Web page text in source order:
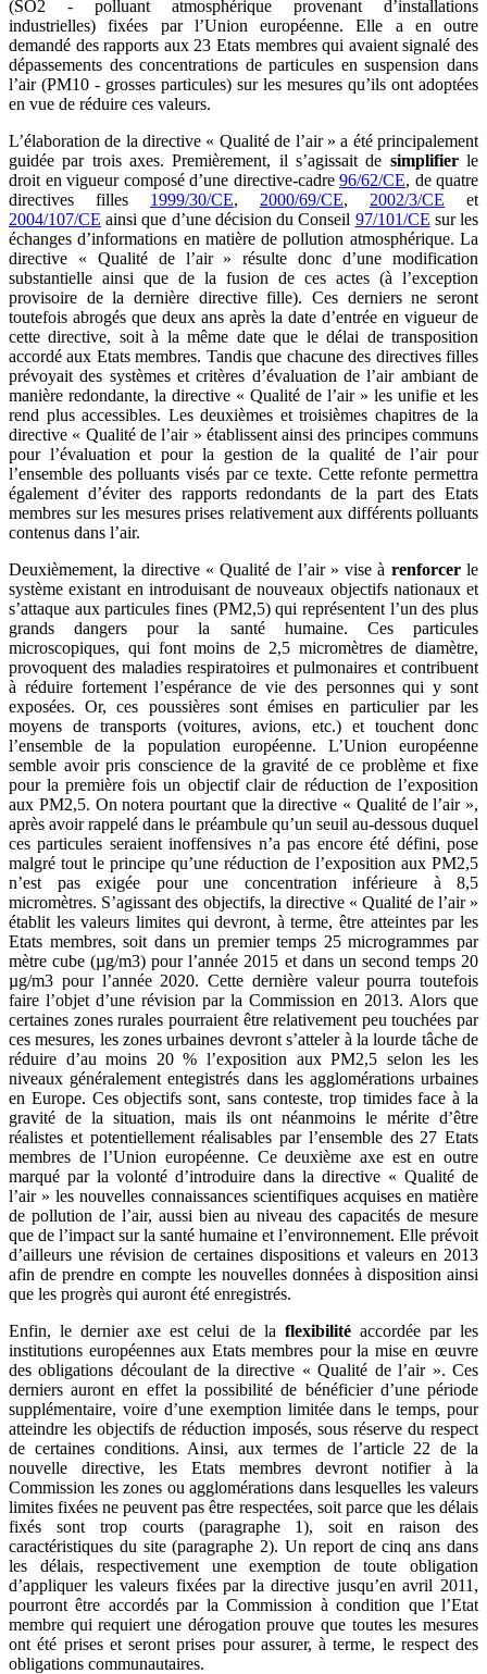
(SO2 - polluant atmosphérique provenant d’installations
industrielles) fixées par l’Union européenne. Elle a en outre
demandé des rapports aux 23 Etats membres qui avaient signalé des
dépassements des concentrations de particules en suspension dans
l’air (PM10 - grosses particules) sur les mesures qu’ils ont adoptées
en vue de réduire ces valeurs.
L’élaboration de la directive « Qualité de l’air » a été principalement
guidée par trois axes. Premièrement, il s’agissait de simplifierle
droit en vigueur composé d’une directive-cadre 96/62/CE, de quatre
directives filles 1999/30/CE, 2000/69/CE, 2002/3/CE et
2004/107/CE ainsi que d’une décision du Conseil 97/101/CE sur les
échanges d’informations en matière de pollution atmosphérique. La
directive « Qualité de l’air » résulte donc d’une modification
substantielle ainsi que de la fusion de ces actes (à l’exception
provisoire de la dernière directive fille). Ces derniers ne seront
toutefois abrogés que deux ans après la date d’entrée en vigueur de
cette directive, soit à la même date que le délai de transposition
accordé aux Etats membres. Tandis que chacune des directives filles
prévoyait des systèmes et critères d’évaluation de l’air ambiant de
manière redondante, la directive « Qualité de l’air » les unifie et les
rend plus accessibles. Les deuxièmes et troisièmes chapitres de la
directive « Qualité de l’air » établissent ainsi des principes communs
pour l’évaluation et pour la gestion de la qualité de l’air pour
l’ensemble des polluants visés par ce texte. Cette refonte permettra
également d’éviter des rapports redondants de la part des Etats
membres sur les mesures prises relativement aux différents polluants
contenus dans l’air.
Deuxièmement, la directive « Qualité de l’air » vise à renforcerle
système existant en introduisant de nouveaux objectifs nationaux et
s’attaque aux particules fines (PM2,5) qui représentent l’un des plus
grands dangers pour la santé humaine. Ces particules
microscopiques, qui font moins de 2,5 micromètres de diamètre,
provoquent des maladies respiratoires et pulmonaires et contribuent
à réduire fortement l’espérance de vie des personnes qui y sont
exposées. Or, ces poussières sont émises en particulier par les
moyens de transports (voitures, avions, etc.) et touchent donc
l’ensemble de la population européenne. L’Union européenne
semble avoir pris conscience de la gravité de ce problème et fixe
pour la première fois un objectif clair de réduction de l’exposition
aux PM2,5. On notera pourtant que la directive « Qualité de l’air »,
après avoir rappelé dans le préambule qu’un seuil au-dessous duquel
ces particules seraient inoffensives n’a pas encore été défini, pose
malgré tout le principe qu’une réduction de l’exposition aux PM2,5
n’est pas exigée pour une concentration inférieure à 8,5
micromètres. S’agissant des objectifs, la directive « Qualité de l’air »
établit les valeurs limites qui devront, à terme, être atteintes par les
Etats membres, soit dans un premier temps 25 microgrammes par
mètre cube (µg/m3) pour l’année 2015 et dans un second temps 20
µg/m3 pour l’année 2020. Cette dernière valeur pourra toutefois
faire l’objet d’une révision par la Commission en 2013. Alors que
certaines zones rurales pourraient être relativement peu touchées par
ces mesures, les zones urbaines devront s’atteler à la lourde tâche de
réduire d’au moins 20 % l’exposition aux PM2,5 selon les les
niveaux généralement entegistrés dans les agglomérations urbaines
en Europe. Ces objectifs sont, sans conteste, trop timides face à la
gravité de la situation, mais ils ont néanmoins le mérite d’être
réalistes et potentiellement réalisables par l’ensemble des 27 Etats
membres de l’Union européenne. Ce deuxième axe est en outre
marqué par la volonté d’introduire dans la directive « Qualité de
l’air » les nouvelles connaissances scientifiques acquises en matière
de pollution de l’air, aussi bien au niveau des capacités de mesure
que de l’impact sur la santé humaine et l’environnement. Elle prévoit
d’ailleurs une révision de certaines dispositions et valeurs en 2013
afin de prendre en compte les nouvelles données à disposition ainsi
que les progrès qui auront été enregistrés.
Enfin, le dernier axe est celui de la flexibilitéaccordée par les
institutions européennes aux Etats membres pour la mise en œuvre
des obligations découlant de la directive « Qualité de l’air ». Ces
derniers auront en effet la possibilité de bénéficier d’une période
supplémentaire, voire d’une exemption limitée dans le temps, pour
atteindre les objectifs de réduction imposés, sous réserve du respect
de certaines conditions. Ainsi, aux termes de l’article 22 de la
nouvelle directive, les Etats membres devront notifier à la
Commission les zones ou agglomérations dans lesquelles les valeurs
limites fixées ne peuvent pas être respectées, soit parce que les délais
fixés sont trop courts (paragraphe 1), soit en raison des
caractéristiques du site (paragraphe 2). Un report de cinq ans dans
les délais, respectivement une exemption de toute obligation
d’appliquer les valeurs fixées par la directive jusqu’en avril 2011,
pourront être accordés par la Commission à condition que l’Etat
membre qui requiert une dérogation prouve que toutes les mesures
ont été prises et seront prises pour assurer, à terme, le respect des
obligations communautaires.